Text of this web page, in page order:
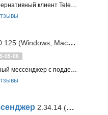
Telegram X - альтернативный клиент Telegram, оптимизированный для производительности и экономии батареи, имеющий более плавные анимации и эффекты, включающий множество настроек интерфейса и дополнительных функций
Mac, Linux) / 8.150 (iOS) / 8.150.0.125 (Android)
05-06
Skype - популярный мессенджер с поддержкой видео звонков, голосовых вызовов, чатов и обмена файлами. Поддерживает групповые звонки и чаты, а также звонки на стационарные и мобильные телефоны
2.34.14 (Android) / 3.16.3 (iOS)